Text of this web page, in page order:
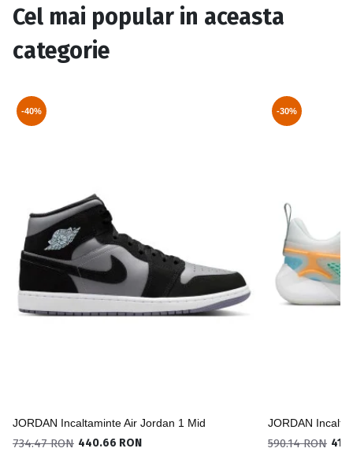
Cel mai popular in aceasta
categorie
-40%
JORDAN Incaltaminte Air Jordan 1 Mid
734.47 RON 440.66 RON
-30%
JORDAN
590.14 RON